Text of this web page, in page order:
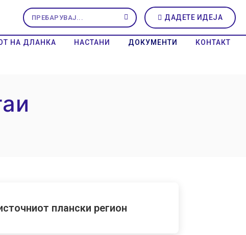
ДАДЕТЕ ИДЕЈА
НА ДЛАНКА НАСТАНИ ДОКУМЕНТИ КОНТАКТ
плански регион